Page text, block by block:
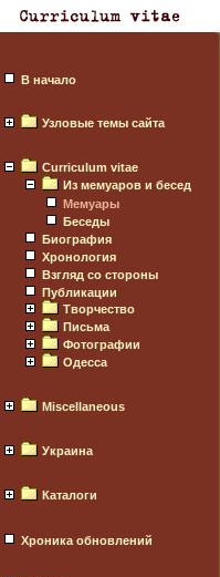
В начало
Узловые темы сайта
Curriculum vitae
Из мемуаров и бесед
Мемуары
Беседы
Биография
Хронология
Взгляд со стороны
Публикации
Творчество
Письма
Фотографии
Одесса
Miscellaneous
Украина
Каталоги
Хроника обновлений